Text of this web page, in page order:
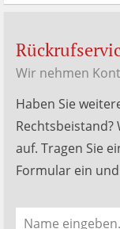
Wir nehmen
Haben Sie
auf. Tragen Sie
Formular ein